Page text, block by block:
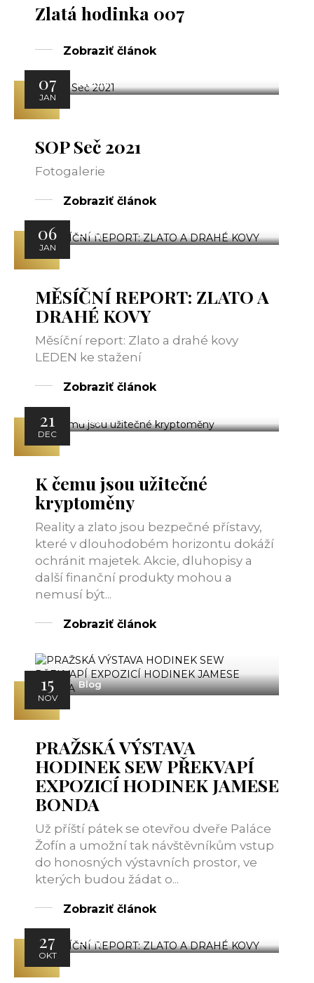
Zlatá hodinka 007
Zobraziť článok
07
JAN
Média
SOP Seč 2021
Fotogalerie
Zobraziť článok
06
JAN
Blog
MĚSÍČNÍ REPORT: ZLATO A
DRAHÉ KOVY
Měsíční report: Zlato a drahé kovy
LEDEN ke stažení
Zobraziť článok
21
DEC
Blog
K čemu jsou užitečné
kryptoměny
Reality a zlato jsou bezpečné přístavy,
které v dlouhodobém horizontu dokáží
ochránit majetek. Akcie, dluhopisy a
další finanční produkty mohou a
nemusí být...
Zobraziť článok
15
NOV
Blog
PRAŽSKÁ VÝSTAVA
HODINEK SEW PŘEKVAPÍ
EXPOZICÍ HODINEK JAMESE
BONDA
Už příští pátek se otevřou dveře Paláce
Žofín a umožní tak návštěvníkům vstup
do honosných výstavních prostor, ve
kterých budou žádat o...
Zobraziť článok
27
OKT
Blog